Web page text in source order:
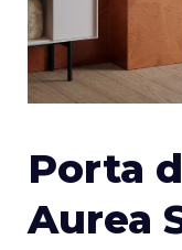
Porta
Aurea